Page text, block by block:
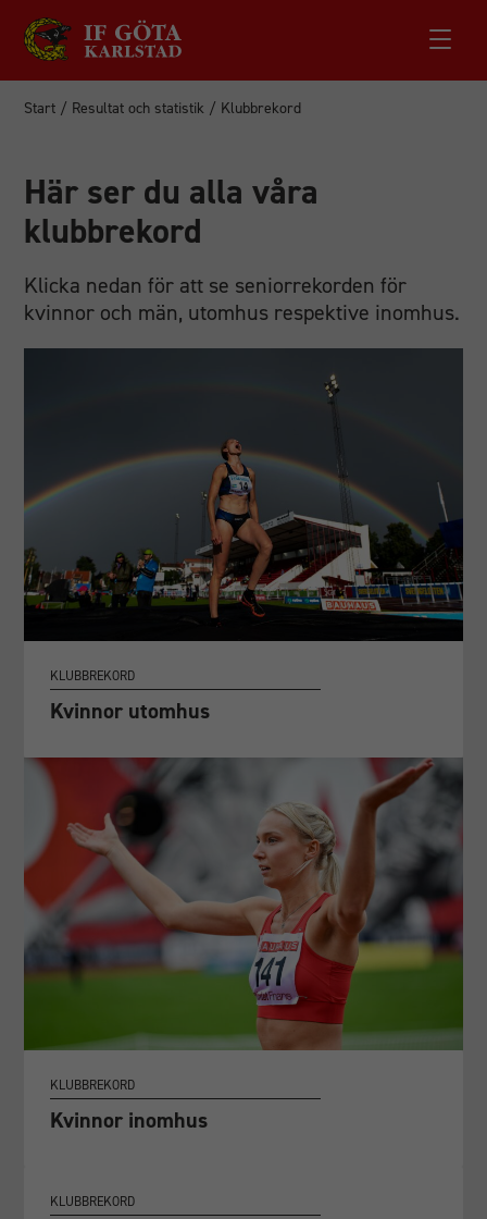
Start / Resultat och statistik / Klubbrekord
Här ser du alla våra
klubbrekord
Klicka nedan för att se seniorrekorden för
kvinnor och män, utomhus respektive inomhus.
KLUBBREKORD
Kvinnor utomhus
KLUBBREKORD
Kvinnor inomhus
KLUBBREKORD